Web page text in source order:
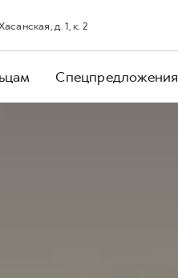
д. 1, к. 2
Спецпредложения